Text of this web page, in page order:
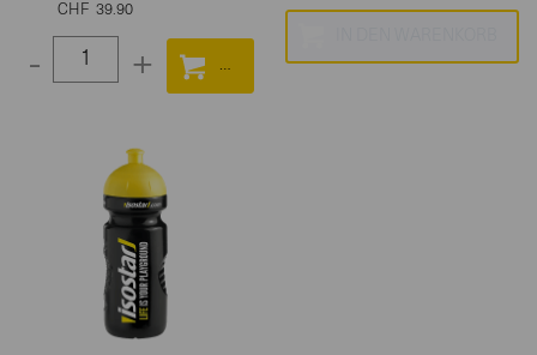
CHF 39.90
- +Select
between
and
100